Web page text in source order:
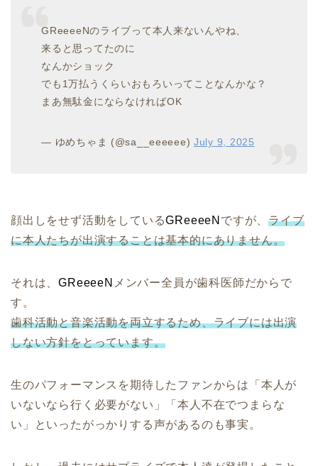
GReeeeNのライブって本人来ないんやね、
来ると思ってたのに
なんかショック
でも1万払うくらいおもろいってことなんかな？
まあ無駄金にならなければOK
— ゆめちゃま (@sa__eeeeee)July 9, 2025
顔出しをせず活動をしているGReeeeN ですが、ライブ
に本人たちが出演することは基本的にありません。
それは、GReeeeN メンバー全員が歯科医師だからで
す。
歯科活動と音楽活動を両立するため、ライブには出演
しない方針をとっています。
生のパフォーマンスを期待したファンからは「本人が
いないなら行く必要がない」「本人不在でつまらな
い」といったがっかりする声があるのも事実。